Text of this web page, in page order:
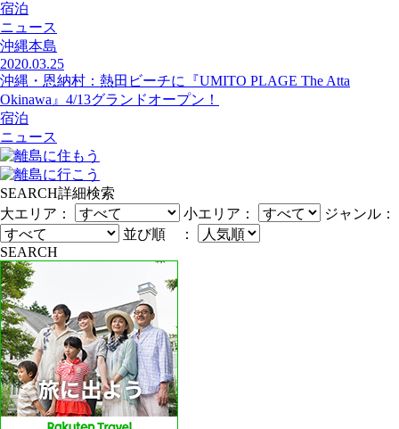
宿泊
ニュース
沖縄本島
2020.03.25
沖縄・恩納村：熱田ビーチに『UMITO PLAGE The Atta
Okinawa』4/13グランドオープン！
宿泊
ニュース
SEARCH詳細検索
大エリア：
小エリア：
ジャンル：
並び順 ：
SEARCH